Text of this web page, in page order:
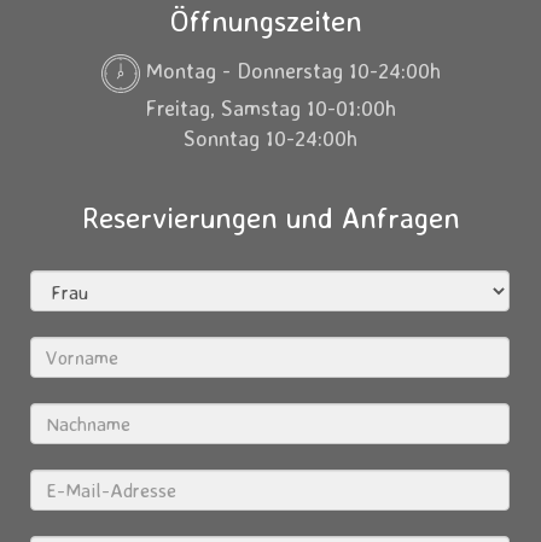
Öffnungszeiten
Montag - Donnerstag 10-24:00h
Freitag, Samstag 10-01:00h
Sonntag 10-24:00h
Reservierungen und Anfragen